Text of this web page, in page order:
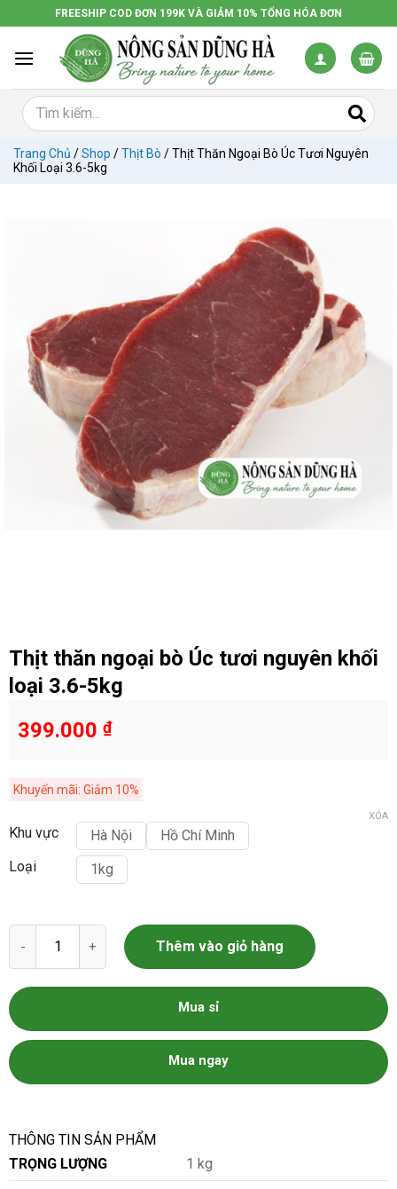
đến
dung
FREESHIP COD ĐƠN 199K VÀ GIẢM 10% TỔNG HÓA ĐƠN
Trang Chủ /Shop /Thịt Bò /Thịt Thăn Ngoại Bò Úc Tươi Nguyên
Khối Loại 3.6-5kg
Thịt thăn ngoại bò Úc tươi nguyên khối
loại 3.6-5kg
399.000 ₫
Khuyến mãi: Giảm 10%
Khu vực Hà Nội
Hồ Chí Minh
Loại
1kg
XÓA
Thịt thăn ngoại bò Úc tươi nguyên khối loại 3.6-5kg số lượng
Thêm vào giỏ hàng
Mua sỉ
Mua ngay
THÔNG TIN SẢN PHẨM
TRỌNG LƯỢNG
1 kg